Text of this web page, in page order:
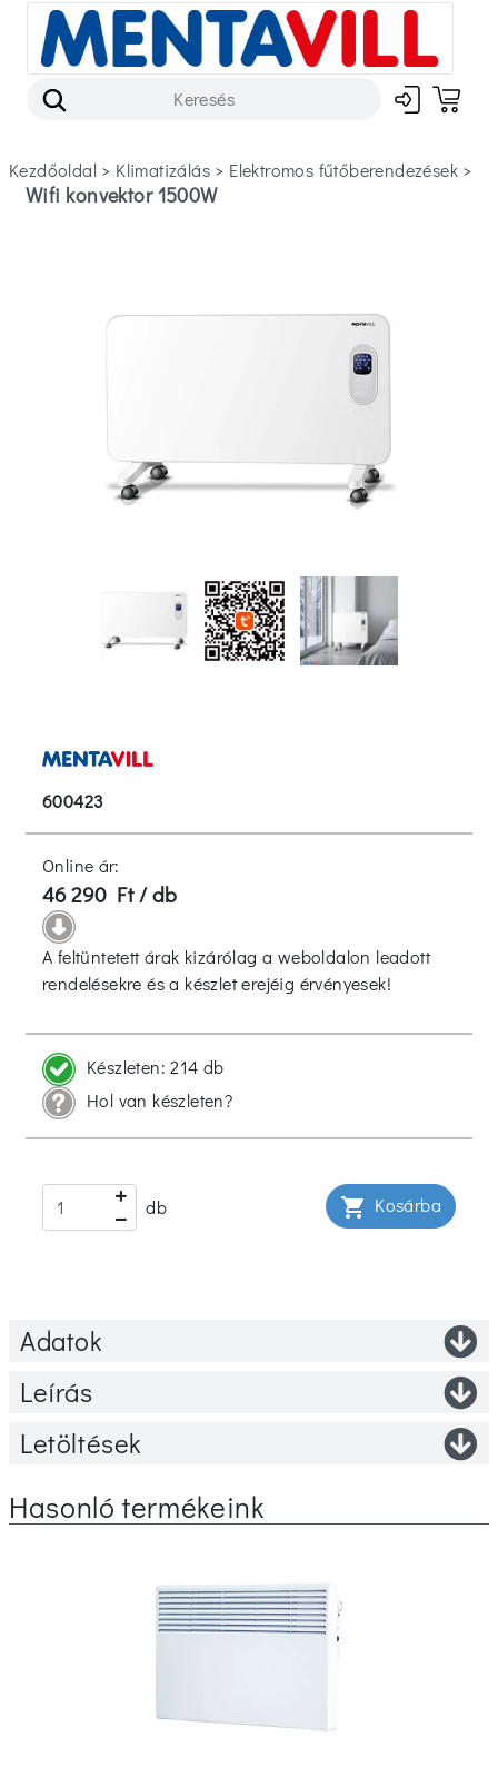
Kezdőoldal > klimatizálás > elektromos fűtőberendezések >
Wifi konvektor 1500W
600423
Online ár:
46 290 Ft / db
A feltüntetett árak kizárólag a weboldalon leadott
rendelésekre és a készlet erejéig érvényesek!
Készleten:214 db
Hol van készleten?
db shopping_cart Kosárba
Adatok
Leírás
Letöltések
Hasonló termékeink